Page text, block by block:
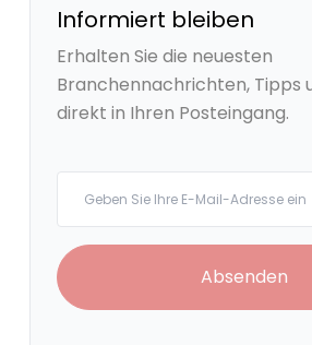
Informiert bleiben
Erhalten Sie die neuesten
Branchennachrichten, Tipps
direkt in Ihren Posteingang.
Absenden